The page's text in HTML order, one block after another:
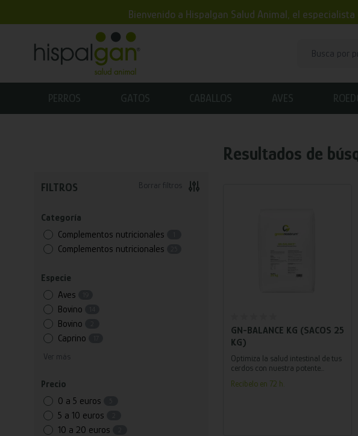
Bienvenido a Hispalgan Salud Animal, el
PERROS GATOS CABALLOS AVES
FILTROS Borrar filtros
Categoría
Complementos nutricionales
Complementos nutricionales
Especie
Aves
Bovino
Bovino
Caprino
Ver más
Precio
0 a 5 euros
5 a 10 euros
10 a 20 euros
Resultados de
GN-BALANCE KG (SACOS 25
KG)
Optimiza la salud intestinal de tus
cerdos con nuestra potente
extractos naturales y nutrientes
Recíbelo en 72 h.